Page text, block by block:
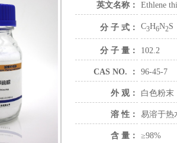
英文名称： Ethlene
分 子 式： C3H6N2S
分 子 量： 102.2
CAS NO. ： 96-45-7
外 观： 白色粉末
溶 性： 易溶于热
含 量： ≥98%